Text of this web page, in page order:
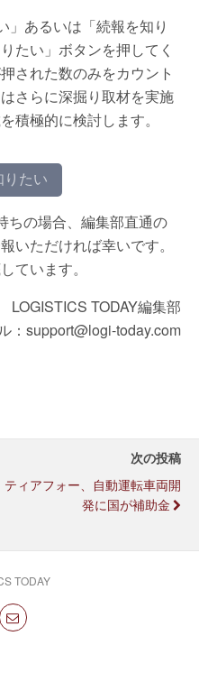
」あるいは「続報を知り
たい」ボタンを押してく
された数のみをカウント
さらに深掘り取材を実施
積極的に検討します。
りたい
ちの場合、編集部直通の
いただければ幸いです。
ています。
LOGISTICS TODAY編集部
：support@logi-today.com
次の投稿
ティアフォー、自動運転車両開
発に国が補助金
TODAY